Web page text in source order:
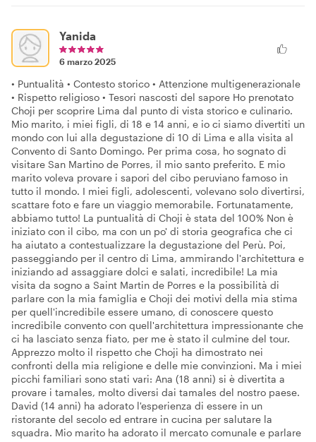
Yanida
6 marzo 2025
• Puntualità • Contesto storico • Attenzione multigenerazionale
• Rispetto religioso • Tesori nascosti del sapore Ho prenotato
Choji per scoprire Lima dal punto di vista storico e culinario.
Mio marito, i miei figli, di 18 e 14 anni, e io ci siamo divertiti un
mondo con lui alla degustazione di 10 di Lima e alla visita al
Convento di Santo Domingo. Per prima cosa, ho sognato di
visitare San Martino de Porres, il mio santo preferito. E mio
marito voleva provare i sapori del cibo peruviano famoso in
tutto il mondo. I miei figli, adolescenti, volevano solo divertirsi,
scattare foto e fare un viaggio memorabile. Fortunatamente,
abbiamo tutto! La puntualità di Choji è stata del 100% Non è
iniziato con il cibo, ma con un po' di storia geografica che ci
ha aiutato a contestualizzare la degustazione del Perù. Poi,
passeggiando per il centro di Lima, ammirando l'architettura e
iniziando ad assaggiare dolci e salati, incredibile! La mia
visita da sogno a Saint Martin de Porres e la possibilità di
parlare con la mia famiglia e Choji dei motivi della mia stima
per quell'incredibile essere umano, di conoscere questo
incredibile convento con quell'architettura impressionante che
ci ha lasciato senza fiato, per me è stato il culmine del tour.
Apprezzo molto il rispetto che Choji ha dimostrato nei
confronti della mia religione e delle mie convinzioni. Ma i miei
picchi familiari sono stati vari: Ana (18 anni) si è divertita a
provare i tamales, molto diversi dai tamales del nostro paese.
David (14 anni) ha adorato l'esperienza di essere in un
ristorante del secolo ed entrare in cucina per salutare la
squadra. Mio marito ha adorato il mercato comunale e parlare